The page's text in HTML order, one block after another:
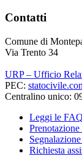
Contatti
Comune di
Via Trento 34
URP – Ufficio
PEC:
Centralino unico:
Leggi le FAQ
Richiesta